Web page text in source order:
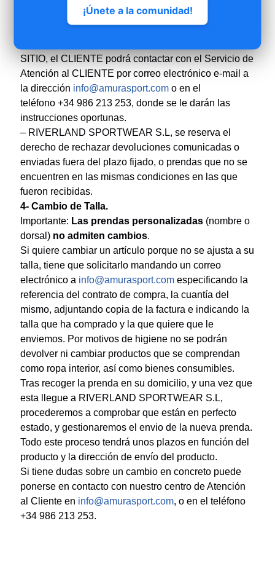
las características y el funcionamiento de los bienes.
SITIO, el CLIENTE podrá contactar con el Servicio de
Atención al CLIENTE por correo electrónico e-mail a
la dirección info@amurasport.como en el
teléfono +34 986 213 253, donde se le darán las
instrucciones oportunas.
– RIVERLAND SPORTWEAR S.L, se reserva el
derecho de rechazar devoluciones comunicadas o
enviadas fuera del plazo fijado, o prendas que no se
encuentren en las mismas condiciones en las que
fueron recibidas.
4- Cambio de Talla.
Importante: Las prendas personalizadas(nombre o
dorsal) no admiten cambios.
Si quiere cambiar un artículo porque no se ajusta a su
talla, tiene que solicitarlo mandando un correo
electrónico a info@amurasport.comespecificando la
referencia del contrato de compra, la cuantía del
mismo, adjuntando copia de la factura e indicando la
talla que ha comprado y la que quiere que le
enviemos. Por motivos de higiene no se podrán
devolver ni cambiar productos que se comprendan
como ropa interior, así como bienes consumibles.
Tras recoger la prenda en su domicilio, y una vez que
esta llegue a RIVERLAND SPORTWEAR S.L,
procederemos a comprobar que están en perfecto
estado, y gestionaremos el envio de la nueva prenda.
Todo este proceso tendrá unos plazos en función del
producto y la dirección de envío del producto.
Si tiene dudas sobre un cambio en concreto puede
ponerse en contacto con nuestro centro de Atención
al Cliente en info@amurasport.com, o en el teléfono
+34 986 213 253.
¡Únete a la comunidad!